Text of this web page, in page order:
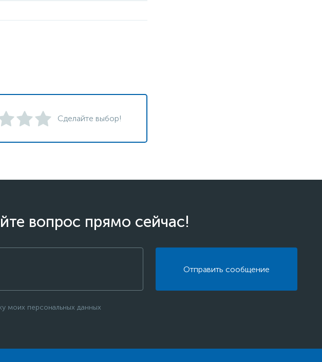
Сделайте выбор!
вопрос прямо сейчас!
Отправить сообщение
моих персональных данных